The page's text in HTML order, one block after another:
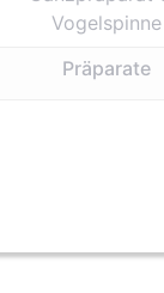
(lebend)
Präparate